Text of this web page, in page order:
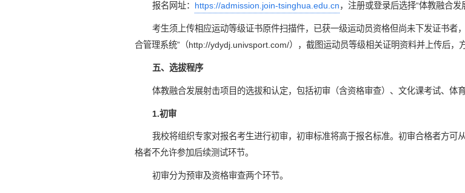
报名网址： https://admission.join-tsinghua.edu.cn，注册或登录后选择“体教融合发
考生须上传相应运动等级证书原件扫描件，已获一级运动员资格但尚未下发证书者
合管理系统”（http://ydydj.univsport.com/），截图运动员等级相关证明资料并上传后，
五、选拔程序
体教融合发展射击项目的选拔和认定，包括初审（含资格审查）、文化课考试、体
1.初审
我校将组织专家对报名考生进行初审，初审标准将高于报名标准。初审合格者方可
格者不允许参加后续测试环节。
初审分为预审及资格审查两个环节。